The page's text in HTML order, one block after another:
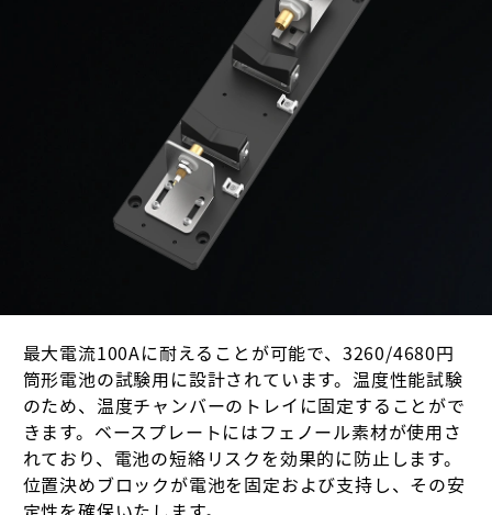
最大電流100Aに耐えることが可能で、3260/4680円
筒形電池の試験用に設計されています。温度性能試験
のため、温度チャンバーのトレイに固定することがで
きます。ベースプレートにはフェノール素材が使用さ
れており、電池の短絡リスクを効果的に防止します。
位置決めブロックが電池を固定および支持し、その安